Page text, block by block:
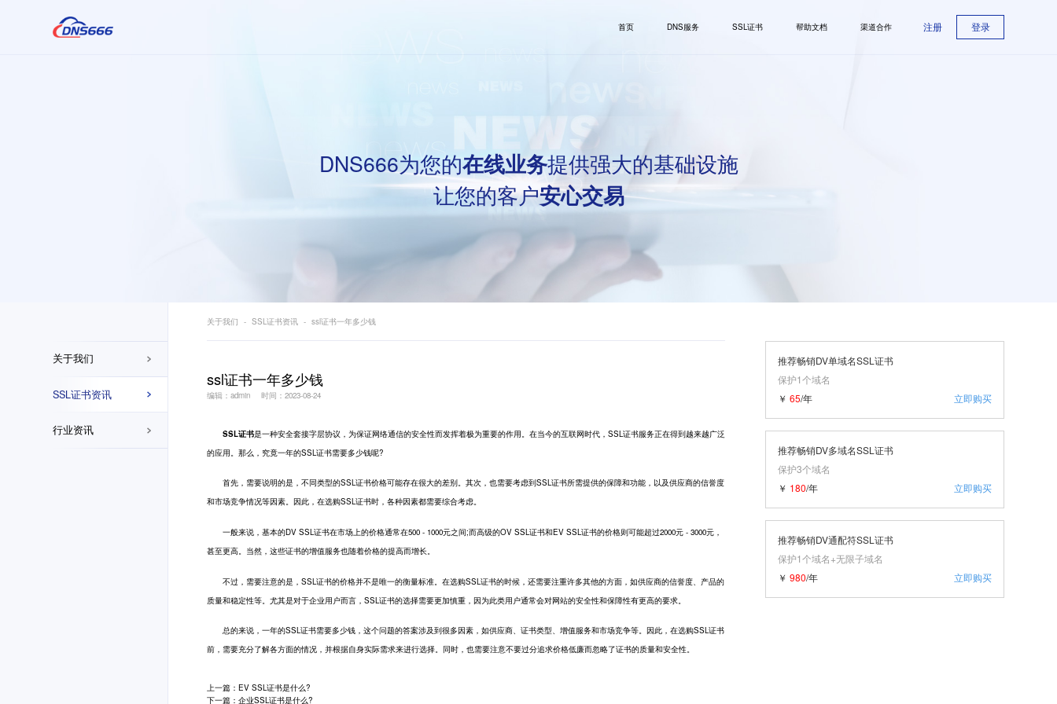
首页 DNS服务 SSL证书 帮助文档 渠道合作 注册 登录
DNS666为您的在线业务提供强大的基础设施
让您的客户安心交易
关于我们
SSL证书资讯
行业资讯
关于我们 SSL证书资讯 ssl证书一年多少钱
ssl证书一年多少钱
编辑：admin 时间：2023-08-24
SSL证书是一种安全套接字层协议，为保证网络通信的安全性而发挥着极为重要的作用。在当今的互联网时代，SSL证书服务正在得到越来越广泛
的应用。那么，究竟一年的SSL证书需要多少钱呢?
首先，需要说明的是，不同类型的SSL证书价格可能存在很大的差别。其次，也需要考虑到SSL证书所需提供的保障和功能，以及供应商的信誉度
和市场竞争情况等因素。因此，在选购SSL证书时，各种因素都需要综合考虑。
一般来说，基本的DV SSL证书在市场上的价格通常在500 - 1000元之间;而高级的OV SSL证书和EV SSL证书的价格则可能超过2000元 - 3000元，
甚至更高。当然，这些证书的增值服务也随着价格的提高而增长。
不过，需要注意的是，SSL证书的价格并不是唯一的衡量标准。在选购SSL证书的时候，还需要注重许多其他的方面，如供应商的信誉度、产品的
质量和稳定性等。尤其是对于企业用户而言，SSL证书的选择需要更加慎重，因为此类用户通常会对网站的安全性和保障性有更高的要求。
总的来说，一年的SSL证书需要多少钱，这个问题的答案涉及到很多因素，如供应商、证书类型、增值服务和市场竞争等。因此，在选购SSL证书
前，需要充分了解各方面的情况，并根据自身实际需求来进行选择。同时，也需要注意不要过分追求价格低廉而忽略了证书的质量和安全性。
上一篇：EV SSL证书是什么?
下一篇：企业SSL证书是什么?
推荐畅销DV单域名SSL证书
保护1个域名
立即购买
￥ 65/年
推荐畅销DV多域名SSL证书
保护3个域名
立即购买
￥ 180/年
推荐畅销DV通配符SSL证书
保护1个域名+无限子域名
立即购买
￥ 980/年